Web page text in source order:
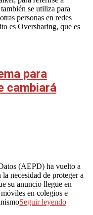
se utiliza para
personas en redes
es Oversharing, que es
para
cambiará
(AEPD) ha vuelto a
necesidad de proteger a
su anuncio llegue en
en colegios e
Seguir leyendo